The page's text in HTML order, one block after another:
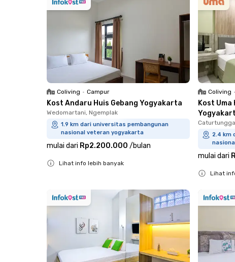
Coliving • Campur
Kost Andaru Huis Gebang Yogyakarta
Wedomartani, Ngemplak
1.9 km dari universitas pembangunan
nasional veteran yogyakarta
mulai dari Rp2.200.000 /bulan
Lihat info lebih banyak
Coliving •
Kost
2.4 km
mulai dari
Lihat